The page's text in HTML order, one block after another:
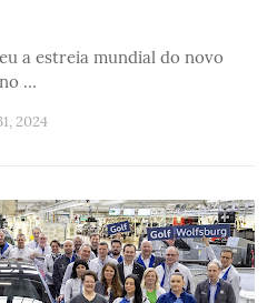
a estreia mundial do novo
…
2024